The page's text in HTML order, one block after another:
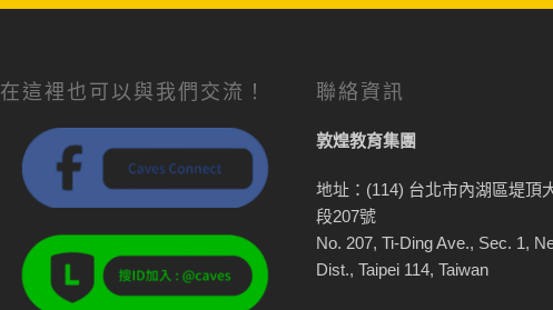
在這裡也可以與我們交流！ 聯絡資訊
敦煌教育集團
地址：(114) 台北市內湖區堤頂
段207號
No. 207, Ti-Ding Ave., Sec. 1,
Dist., Taipei 114, Taiwan